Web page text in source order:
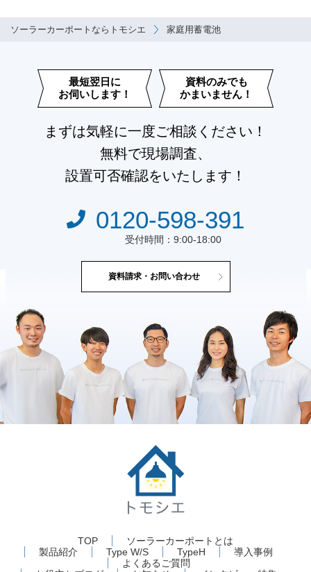
ソーラーカーポートならトモシエ 家庭用蓄電池
最短翌日に
お伺いします！
資料のみでも
かまいません！
まずは気軽に一度ご相談ください！
無料で現場調査、
設置可否確認をいたします！
0120-598-391
受付時間：9:00-18:00
資料請求・お問い合わせ
TOP
ソーラーカーポートとは
製品紹介
Type W/S TypeH
導入事例
よくあるご質問